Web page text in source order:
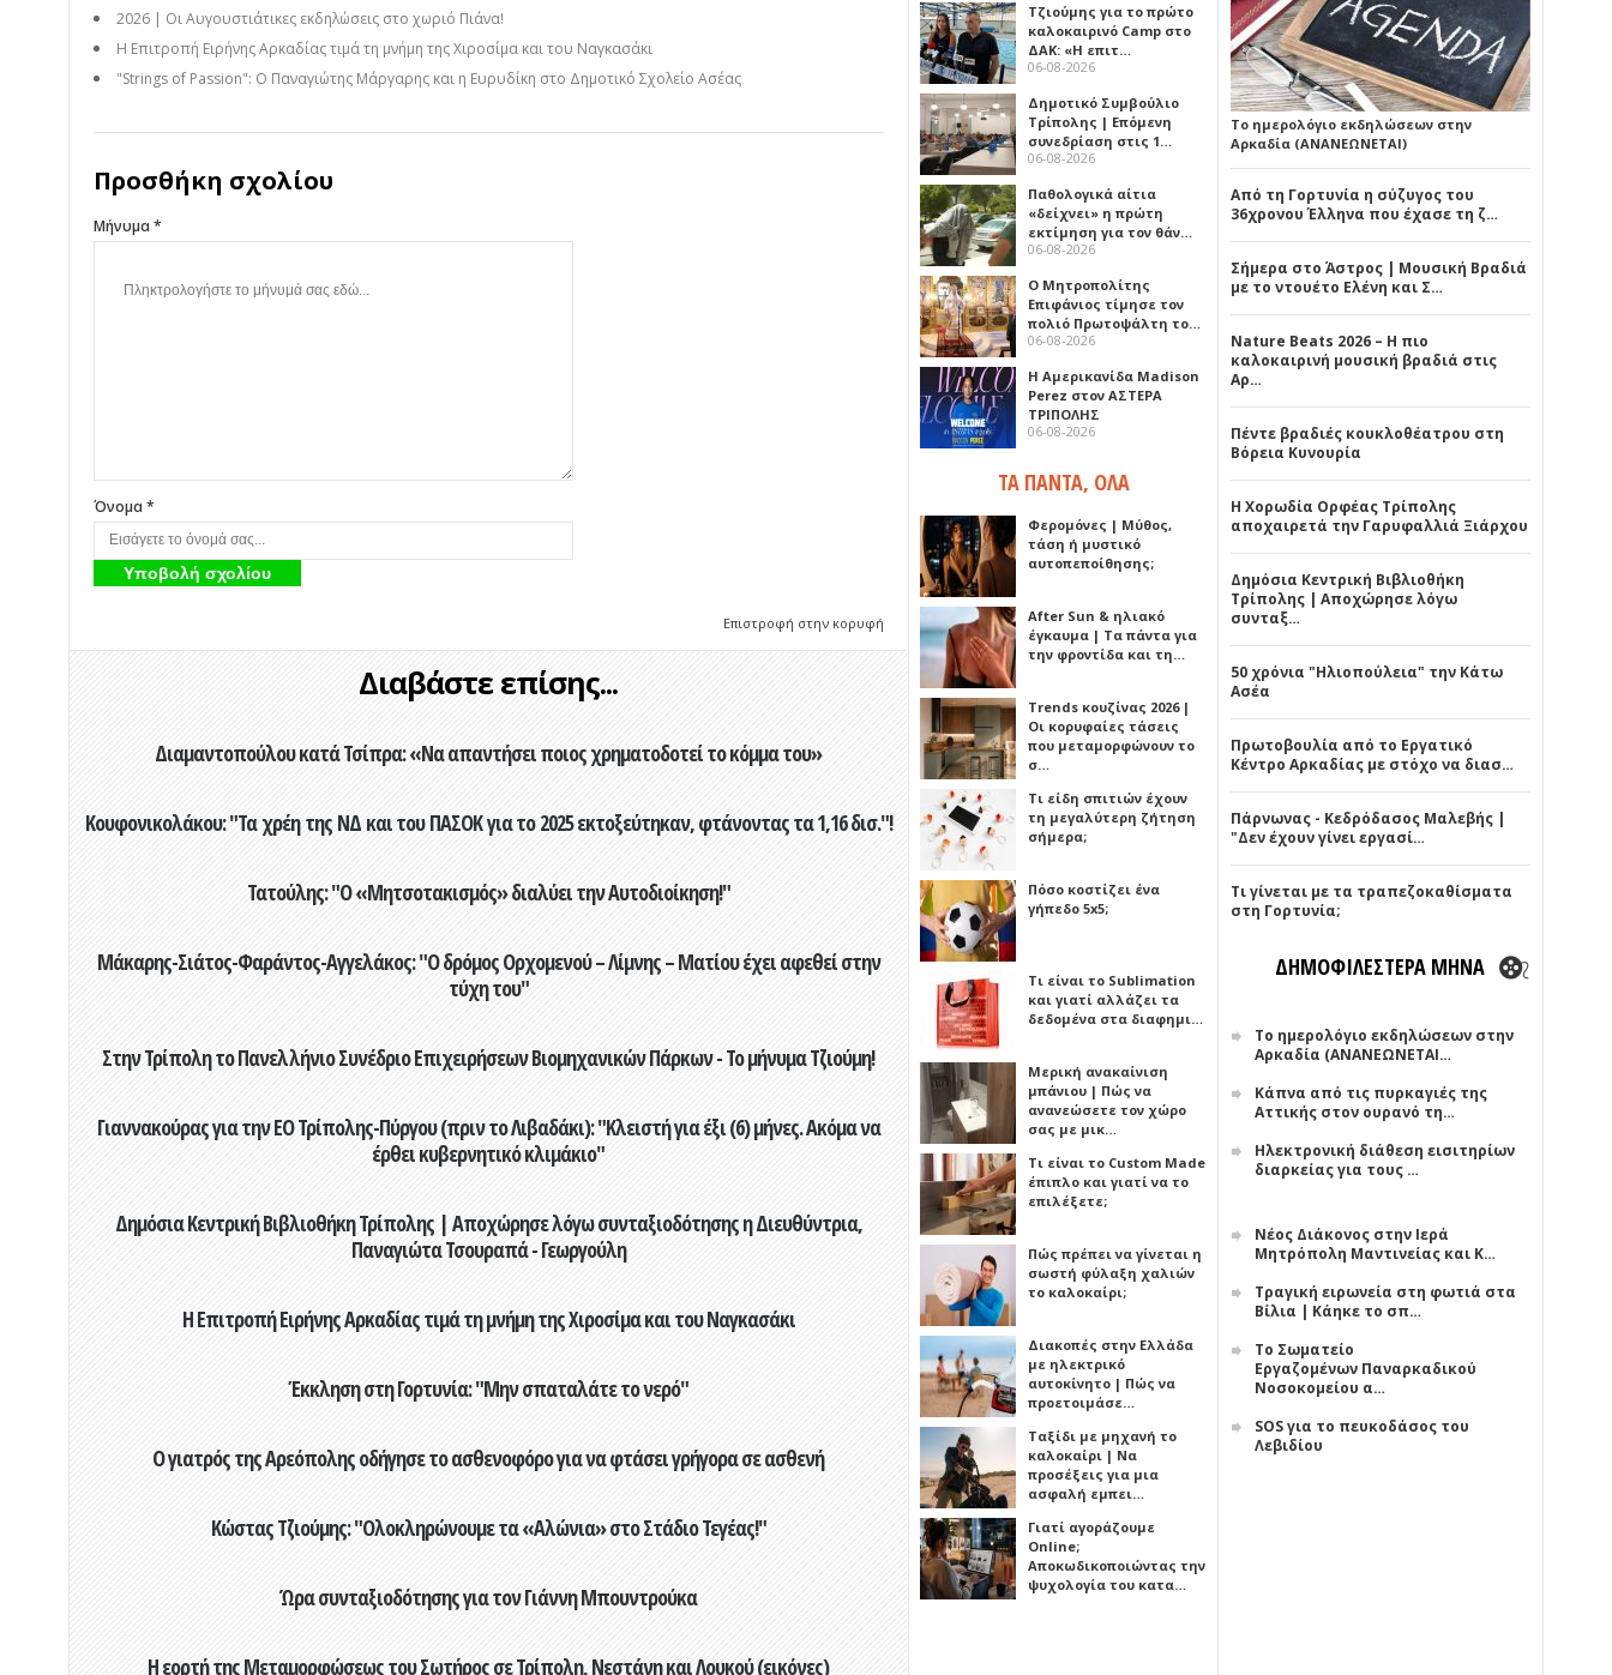
2026 | Οι Αυγουστιάτικες εκδηλώσεις στο χωριό Πιάνα!
Η Επιτροπή Ειρήνης Αρκαδίας τιμά τη μνήμη της Χιροσίμα και του Ναγκασάκι
"Strings of Passion": Ο Παναγιώτης Μάργαρης και η Ευρυδίκη στο Δημοτικό Σχολείο Ασέας
Προσθήκη σχολίου
Μήνυμα *
Όνομα *
Επιστροφή στην κορυφή
Διαβάστε επίσης...
Διαμαντοπούλου κατά Τσίπρα: «Να απαντήσει ποιος χρηματοδοτεί το κόμμα του»
Κουφονικολάκου: "Τα χρέη της ΝΔ και του ΠΑΣΟΚ για το 2025 εκτοξεύτηκαν, φτάνοντας τα 1,16 δισ."!
Τατούλης: "Ο «Μητσοτακισμός» διαλύει την Αυτοδιοίκηση!"
Μάκαρης-Σιάτος-Φαράντος-Αγγελάκος: "Ο δρόμος Ορχομενού – Λίμνης – Ματίου έχει αφεθεί στην
τύχη του"
Στην Τρίπολη το Πανελλήνιο Συνέδριο Επιχειρήσεων Βιομηχανικών Πάρκων - Το μήνυμα Τζιούμη!
Γιαννακούρας για την EO Τρίπολης-Πύργου (πριν το Λιβαδάκι): "Κλειστή για έξι (6) μήνες. Ακόμα να
έρθει κυβερνητικό κλιμάκιο"
Δημόσια Κεντρική Βιβλιοθήκη Τρίπολης | Αποχώρησε λόγω συνταξιοδότησης η Διευθύντρια,
Παναγιώτα Τσουραπά - Γεωργούλη
Η Επιτροπή Ειρήνης Αρκαδίας τιμά τη μνήμη της Χιροσίμα και του Ναγκασάκι
Έκκληση στη Γορτυνία: "Μην σπαταλάτε το νερό"
Ο γιατρός της Αρεόπολης οδήγησε το ασθενοφόρο για να φτάσει γρήγορα σε ασθενή
Κώστας Τζιούμης: "Ολοκληρώνουμε τα «Αλώνια» στο Στάδιο Τεγέας!"
Ώρα συνταξιοδότησης για τον Γιάννη Μπουντρούκα
Η εορτή της Μεταμορφώσεως του Σωτήρος σε Τρίπολη, Νεστάνη και Λουκού (εικόνες)
Τζιούμης για το πρώτο
καλοκαιρινό Camp στο
ΔΑΚ: «Η επιτ…
06-08-2026
Δημοτικό Συμβούλιο
Τρίπολης | Επόμενη
συνεδρίαση στις 1…
06-08-2026
Παθολογικά αίτια
«δείχνει» η πρώτη
εκτίμηση για τον θάν…
06-08-2026
Ο Μητροπολίτης
Επιφάνιος τίμησε τον
πολιό Πρωτοψάλτη το…
06-08-2026
Η Αμερικανίδα Madison
Perez στον ΑΣΤΕΡΑ
ΤΡΙΠΟΛΗΣ
06-08-2026
ΤΑ ΠΑΝΤΑ, ΟΛΑ
Φερομόνες | Μύθος,
τάση ή μυστικό
αυτοπεποίθησης;
After Sun & ηλιακό
έγκαυμα | Τα πάντα για
την φροντίδα και τη…
Trends κουζίνας 2026 |
Οι κορυφαίες τάσεις
που μεταμορφώνουν το
σ…
Τι είδη σπιτιών έχουν
τη μεγαλύτερη ζήτηση
σήμερα;
Πόσο κοστίζει ένα
γήπεδο 5x5;
Τι είναι το Sublimation
και γιατί αλλάζει τα
δεδομένα στα διαφημι…
Μερική ανακαίνιση
μπάνιου | Πώς να
ανανεώσετε τον χώρο
σας με μικ…
Τι είναι το Custom Made
έπιπλο και γιατί να το
επιλέξετε;
Πώς πρέπει να γίνεται η
σωστή φύλαξη χαλιών
το καλοκαίρι;
Διακοπές στην Ελλάδα
με ηλεκτρικό
αυτοκίνητο | Πώς να
προετοιμάσε…
Ταξίδι με μηχανή το
καλοκαίρι | Να
προσέξεις για μια
ασφαλή εμπει…
Γιατί αγοράζουμε
Online;
Αποκωδικοποιώντας την
ψυχολογία του κατα…
Το ημερολόγιο εκδηλώσεων στην
Αρκαδία (ΑΝΑΝΕΩΝΕΤΑΙ)
Από τη Γορτυνία η σύζυγος του
36χρονου Έλληνα που έχασε τη ζ…
Σήμερα στο Άστρος | Μουσική Βραδιά
με το ντουέτο Ελένη και Σ…
Nature Beats 2026 – Η πιο
καλοκαιρινή μουσική βραδιά στις
Αρ…
Πέντε βραδιές κουκλοθέατρου στη
Βόρεια Κυνουρία
Η Χορωδία Ορφέας Τρίπολης
αποχαιρετά την Γαρυφαλλιά Ξιάρχου
Δημόσια Κεντρική Βιβλιοθήκη
Τρίπολης | Αποχώρησε λόγω
συνταξ…
50 χρόνια "Ηλιοπούλεια" την Κάτω
Ασέα
Πρωτοβουλία από το Εργατικό
Κέντρο Αρκαδίας με στόχο να διασ…
Πάρνωνας - Κεδρόδασος Μαλεβής |
"Δεν έχουν γίνει εργασί…
Τι γίνεται με τα τραπεζοκαθίσματα
στη Γορτυνία;
ΔΗΜΟΦΙΛΕΣΤΕΡΑ ΜΗΝΑ
Το ημερολόγιο εκδηλώσεων στην
Αρκαδία (ΑΝΑΝΕΩΝΕΤΑΙ…
Κάπνα από τις πυρκαγιές της
Αττικής στον ουρανό τη…
Ηλεκτρονική διάθεση εισιτηρίων
διαρκείας για τους …
Νέος Διάκονος στην Ιερά
Μητρόπολη Μαντινείας και Κ…
Τραγική ειρωνεία στη φωτιά στα
Βίλια | Κάηκε το σπ…
Το Σωματείο
Εργαζομένων Παναρκαδικού
Νοσοκομείου α…
SOS για το πευκοδάσος του
Λεβιδίου